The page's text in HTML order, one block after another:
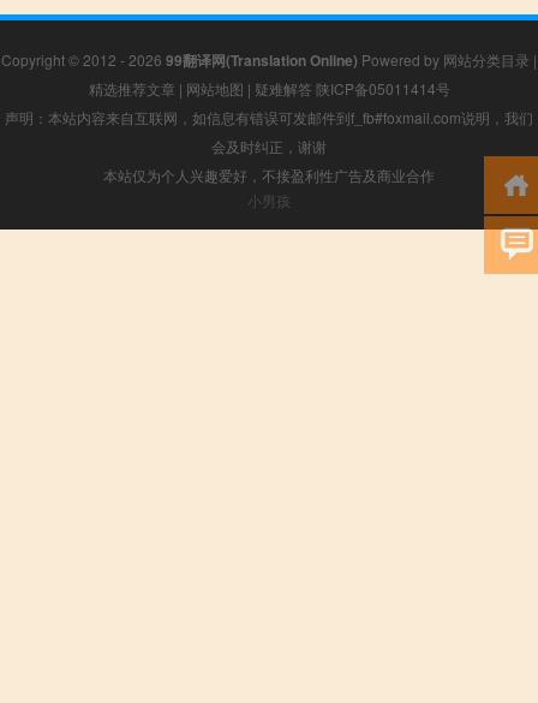
Copyright © 2012 - 2026 99翻译网(Translation Online) Powered by 网站分类目录 |
精选推荐文章 | 网站地图 | 疑难解答 陕ICP备05011414号
声明：本站内容来自互联网，如信息有错误可发邮件到f_fb#foxmail.com说明，我们
会及时纠正，谢谢
本站仅为个人兴趣爱好，不接盈利性广告及商业合作
小男孩